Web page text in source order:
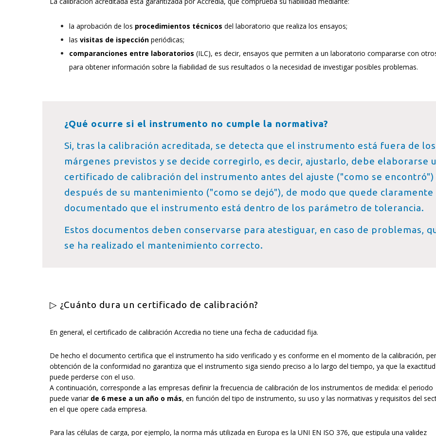
la aprobación de los procedimientos técnicos del laboratorio que realiza los ensayos;
las visitas de ispección periódicas;
comparanciones entre laboratorios (ILC), es decir, ensayos que permiten a un laboratorio compararse con
para obtener información sobre la fiabilidad de sus resultados o la necesidad de investigar posibles problemas.
¿Qué ocurre si el instrumento no cumple la normativa?
Si, tras la calibración acreditada, se detecta que el instrumento está fuera de los
márgenes previstos y se decide corregirlo, es decir, ajustarlo, debe elaborarse
certificado de calibración del instrumento antes del ajuste ("como se encontró")
después de su mantenimiento ("como se dejó"), de modo que quede claramente
documentado que el instrumento está dentro de los parámetro de tolerancia.
Estos documentos deben conservarse para atestiguar, en caso de problemas,
se ha realizado el mantenimiento correcto.
▷ ¿Cuánto dura un certificado de calibración?
En general, el certificado de calibración Accredia no tiene una fecha de caducidad fija.
De hecho el documento certifica que el instrumento ha sido verificado y es conforme en el momento de la calibración,
obtención de la conformidad no garantiza que el instrumento siga siendo preciso a lo largo del tiempo, ya que la exactitud
puede perderse con el uso.
A continuación, corresponde a las empresas definir la frecuencia de calibración de los instrumentos de medida: el periodo
puede variar de 6 mese a un año o más, en función del tipo de instrumento, su uso y las normativas y requisitos del
en el que opere cada empresa.
Para las células de carga, por ejemplo, la norma más utilizada en Europa es la UNI EN ISO 376, que estipula una validez